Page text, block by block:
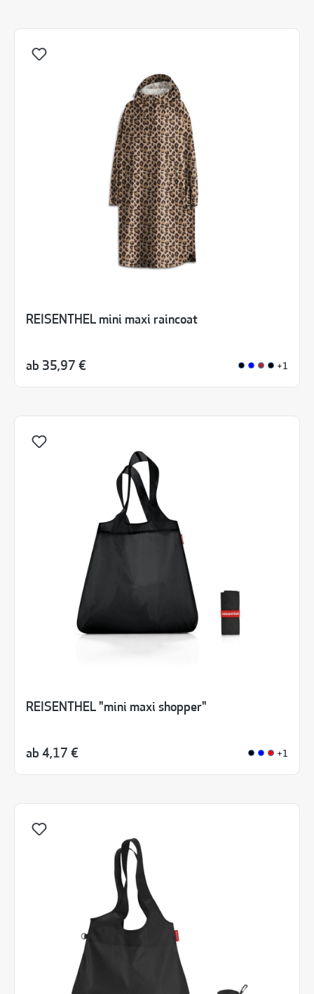
REISENTHEL mini maxi raincoat
ab 35,97 € +1
REISENTHEL "mini maxi shopper"
ab 4,17 € +1